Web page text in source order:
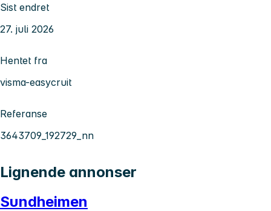
Sist endret
27. juli 2026
Hentet fra
visma-easycruit
Referanse
3643709_192729_nn
Lignende annonser
Sundheimen